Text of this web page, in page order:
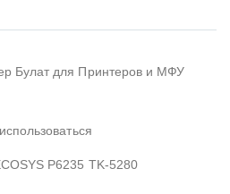
Булат для Принтеров и МФУ
P6235 TK-5280